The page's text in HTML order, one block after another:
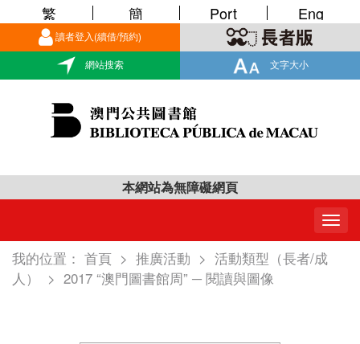
讀者登入(續借/預約)
網站搜索 文字大小
繁 簡 Port Eng
本網站為無障礙網頁
我的位置： 首頁 > 推廣活動 > 活動類型（長者/成
人）
> 2017 “澳門圖書館周” ─ 閱讀與圖像